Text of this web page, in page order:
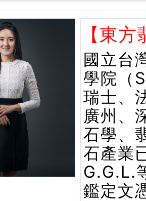
【東
國立台
學院（
瑞士、
廣州、
石學、
石產業
G.G.L.
鑑定文